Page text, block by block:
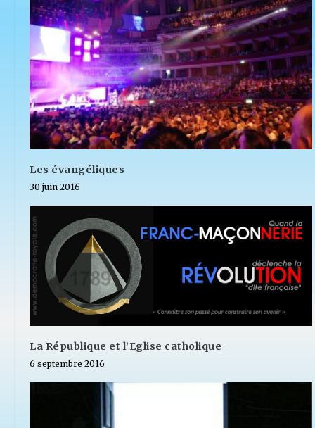
Les évangéliques
30 juin 2016
La République et l’Eglise catholique
6 septembre 2016